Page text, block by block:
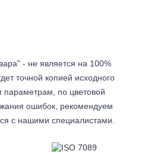
- не является на 100%
точной копией исходного
параметрам, по цветовой
ошибок, рекомендуем
с нашими специалистами.